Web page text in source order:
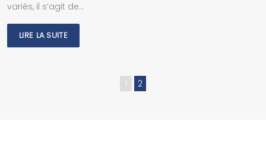
variés, il s’agit de…
LIRE LA SUITE
1 2